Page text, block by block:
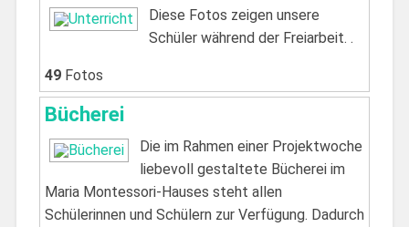
Diese Fotos zeigen unsere
Schüler während der Freiarbeit. .
49Fotos
Bücherei
Die im Rahmen einer Projektwoche
liebevoll gestaltete Bücherei im
Maria Montessori-Hauses steht allen
Schülerinnen und Schülern zur Verfügung. Dadurch